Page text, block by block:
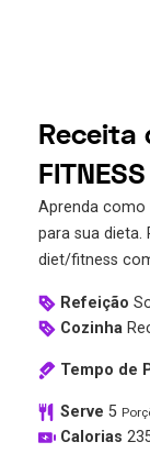
Receita
FITNESS
Aprenda como fazer um delicioso leite condensado fit
para sua dieta.
diet/fitness
Refeição
Cozinha
Tempo de
Serve 5
Calorias